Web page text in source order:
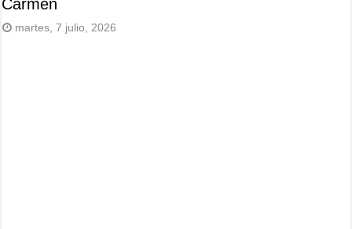
Carmen
martes, 7 julio, 2026